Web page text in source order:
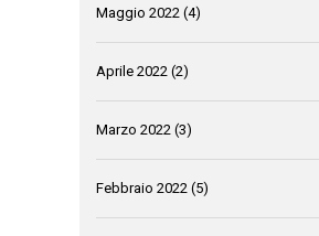
Maggio 2022 (4)
Aprile 2022 (2)
Marzo 2022 (3)
Febbraio 2022 (5)